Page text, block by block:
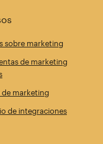
sobre marketing
de marketing
de marketing
de integraciones